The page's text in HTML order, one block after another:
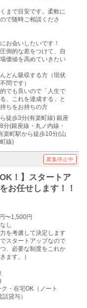
まで目安です。柔軟に
で随時ご相談くださ
お会いしたいです！
倒的な差をつけて、自
価値を高めていきたい
んどん吸収する方（現状
問です）
的でも良いので「人生で
、これを達成する」と
ちをお持ちの方
徒歩3分(有楽町線) 銀座
分(銀座線・丸ノ内線・
楽町駅から徒歩10分(山
線)
募集停止中
！】スタートア
お任せします！！
〜1,500円
し
を考慮して決定します
でスタートアップなので
、必要な制度をこれか
ます。）
・在宅OK（ノート
貸与）